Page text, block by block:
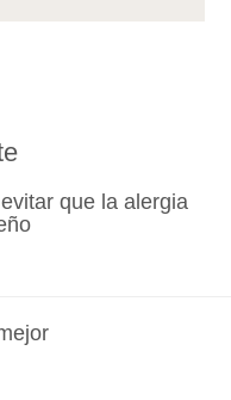
que la alergia